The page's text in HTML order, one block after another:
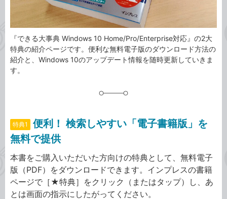
『できる大事典 Windows 10 Home/Pro/Enterprise対応』の2大
特典の紹介ページです。便利な無料電子版のダウンロード方法の
紹介と、Windows 10のアップデート情報を随時更新していきま
す。
特典1
便利！ 検索しやすい「電子書籍版」を
無料で提供
本書をご購入いただいた方向けの特典として、無料電子
版（PDF）をダウンロードできます。インプレスの書籍
ページで［★特典］をクリック（またはタップ）し、あ
とは画面の指示にしたがってください。